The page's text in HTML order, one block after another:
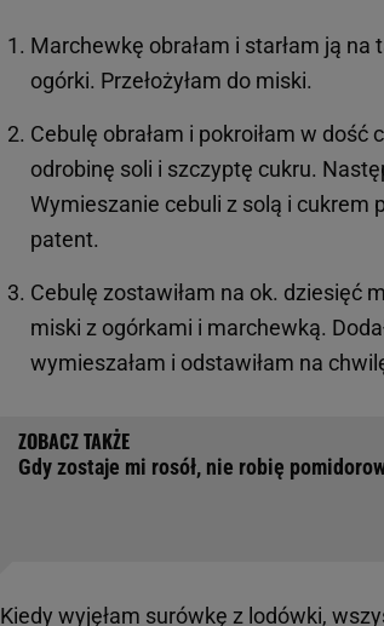
Marchewkę obrałam i starłam ją
ogórki. Przełożyłam do miski.
Cebulę obrałam i pokroiłam w dość
odrobinę soli i szczyptę cukru.
Wymieszanie cebuli z solą i cukrem
patent.
Cebulę zostawiłam na ok. dziesięć
miski z ogórkami i marchewką.
wymieszałam i odstawiłam na
Gdy zostaje mi rosół, nie robię
Kiedy wyjęłam surówkę z lodówki,